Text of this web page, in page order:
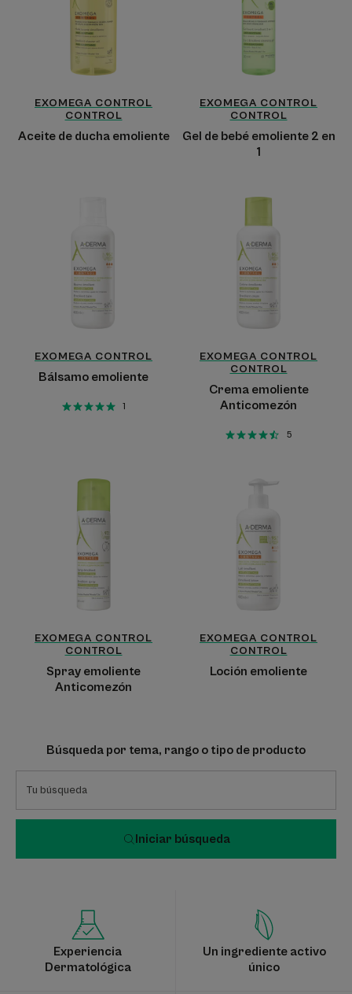
EXOMEGA CONTROL
CONTROL
Aceite de ducha emoliente
2
en
1
EXOMEGA CONTROL
CONTROL
Gel de bebé emoliente 2 en
1
EXOMEGA CONTROL
Bálsamo emoliente
1
Crema
Anticomezón
EXOMEGA CONTROL
CONTROL
Crema emoliente
Anticomezón
5
Spray
Anticomezón
EXOMEGA CONTROL
CONTROL
Spray emoliente
Anticomezón
EXOMEGA CONTROL
CONTROL
Loción emoliente
Búsqueda por tema, rango o tipo de producto
Iniciar búsqueda
Experiencia
Dermatológica
Un ingrediente activo
único